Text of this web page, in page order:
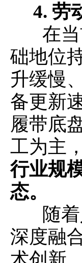
4. 劳
在当
础地位
升缓慢
备更新
履带底
工为主
行业规
态。
随着
深度融